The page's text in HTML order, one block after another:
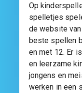
Op
spelletjes
de website
beste spellen
en met 12. Er
en leerzame
jongens en
werken in een